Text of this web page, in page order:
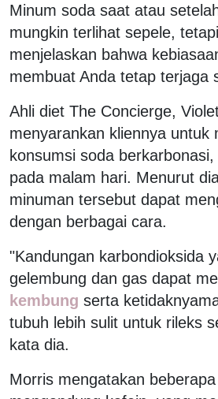
Minum soda saat atau
mungkin terlihat sepele,
menjelaskan bahwa
membuat Anda tetap terjaga
Ahli diet The Concierge,
menyarankan kliennya untuk
konsumsi soda
pada malam hari. Menurut
minuman tersebut dapat
dengan berbagai cara.
"Kandungan karbondioksida
gelembung dan gas dapat
kembung serta
tubuh lebih sulit untuk rileks
kata dia.
Morris mengatakan